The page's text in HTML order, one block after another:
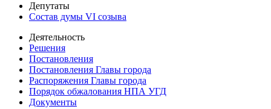
Депутаты
Состав думы VI созыва
Деятельность
Решения
Постановления
Постановления Главы города
Распоряжения Главы города
Порядок обжалования НПА УГД
Документы